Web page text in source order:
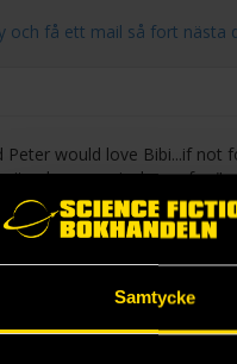
Samtycke
och få ett mail så fort nästa
Peter would love Bibi...if
her new rival over for
a pleasant night with
must be wrong,